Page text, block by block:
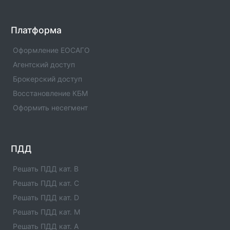
УРАЛСИБ Страхование: Филиал (Тверская
область) №1
Офис компании Уралсиб страхование с номерами
телефонов, адресами и другой контактной
информацией.
УРАЛСИБ Страхование: Филиал (Тамбовская
Офис компании Уралсиб страхование с номерами
край) №1
телефонов, адресами и другой контактной
информацией.
УРАЛСИБ Страхование: Филиал (Свердловская
Платформа
Оформление ЕОСАГО
Агентский доступ
Брокерский доступ
Восстановление КБМ
Оформить несегмент
ПДД
Решать ПДД кат. B
Решать ПДД кат. C
Решать ПДД кат. D
Решать ПДД кат. M
Решать ПДД кат. A